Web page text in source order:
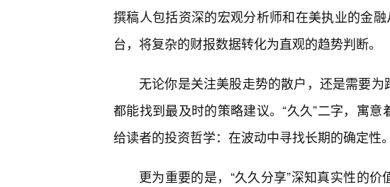
撰稿人包括资深的宏观分析师和在美执业的金
台，将复杂的财报数据转化为直观的趋势判断。
无论你是关注美股走势的散户，还是需要
都能找到最及时的策略建议。“久久”二字，寓
给读者的投资哲学：在波动中寻找长期的确定性。
更为重要的是，“久久分享”深知真实性的